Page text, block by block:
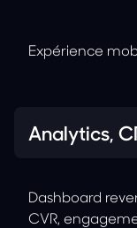
Expérience
Analytics,
Dashboard
CVR,